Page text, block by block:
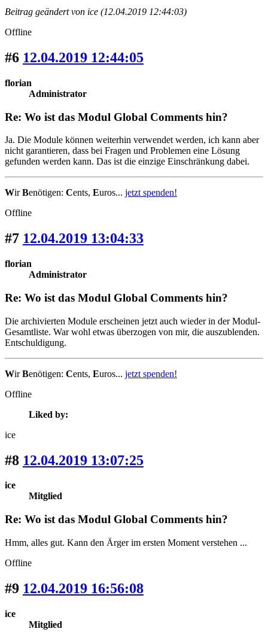
Beitrag geändert von ice (12.04.2019 12:44:03)
Offline
#6 12.04.2019 12:44:05
florian
Administrator
Re: Wo ist das Modul Global Comments hin?
Ja. Die Module können weiterhin verwendet werden, ich kann aber
nicht garantieren, dass bei Fragen und Problemen eine Lösung
gefunden werden kann. Das ist die einzige Einschränkung dabei.
WirBenötigen: Cents, Euros... jetzt spenden!
Offline
#7 12.04.2019 13:04:33
florian
Administrator
Re: Wo ist das Modul Global Comments hin?
Die archivierten Module erscheinen jetzt auch wieder in der Modul-
Gesamtliste. War wohl etwas überzogen von mir, die auszublenden.
Entschuldigung.
WirBenötigen: Cents, Euros... jetzt spenden!
Offline
Liked by:
ice
#8 12.04.2019 13:07:25
ice
Mitglied
Re: Wo ist das Modul Global Comments hin?
Hmm, alles gut. Kann den Ärger im ersten Moment verstehen ...
Offline
#9 12.04.2019 16:56:08
ice
Mitglied